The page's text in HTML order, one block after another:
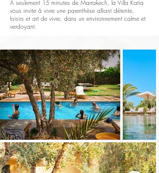
À seulement 15 minutes de Marrakech, la Villa Katia
vous invite à vivre une parenthèse alliant détente,
loisirs et art de vivre, dans un environnement calme et
verdoyant.